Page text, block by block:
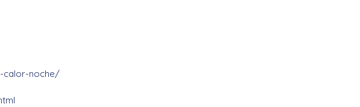
calor-noche/